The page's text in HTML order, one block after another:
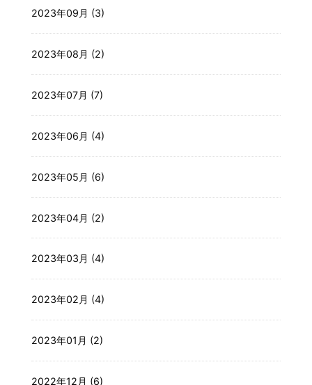
2023年09月 (3)
2023年08月 (2)
2023年07月 (7)
2023年06月 (4)
2023年05月 (6)
2023年04月 (2)
2023年03月 (4)
2023年02月 (4)
2023年01月 (2)
2022年12月 (6)